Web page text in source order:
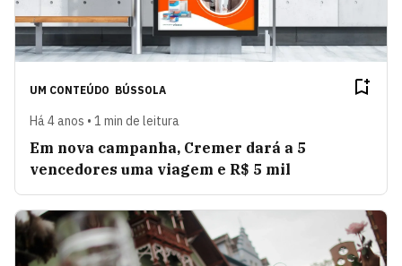
UM CONTEÚDO BÚSSOLA
Há 4 anos • 1 min de leitura
Em nova campanha, Cremer dará a 5
vencedores uma viagem e R$ 5 mil